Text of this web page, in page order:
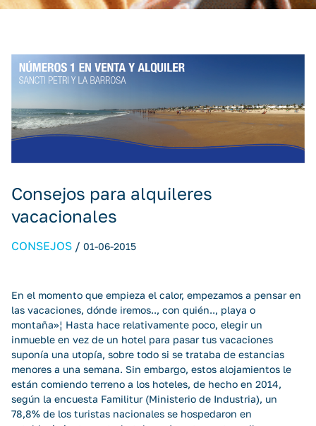
Consejos para alquileres
vacacionales
CONSEJOS / 01-06-2015
En el momento que empieza el calor, empezamos a pensar en
las vacaciones, dónde iremos.., con quién.., playa o
montaña»¦ Hasta hace relativamente poco, elegir un
inmueble en vez de un hotel para pasar tus vacaciones
suponía una utopía, sobre todo si se trataba de estancias
menores a una semana. Sin embargo, estos alojamientos le
están comiendo terreno a los hoteles, de hecho en 2014,
según la encuesta Familitur (Ministerio de Industria), un
78,8% de los turistas nacionales se hospedaron en